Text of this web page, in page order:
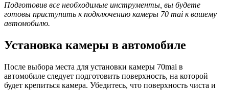
Подготовив все необходимые инструменты, вы будете
готовы приступить к подключению камеры 70 mai к вашему
автомобилю.
Установка камеры в автомобиле
После выбора места для установки камеры 70mai в
автомобиле следует подготовить поверхность, на которой
будет крепиться камера. Убедитесь, что поверхность чиста и